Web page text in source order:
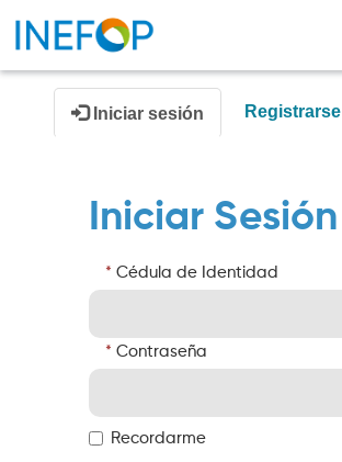
Iniciar sesión Registrarse
Iniciar Sesión
Cédula de Identidad
Contraseña
Recordarme